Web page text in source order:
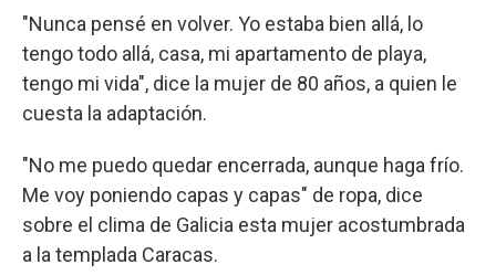
"Nunca pensé en volver. Yo estaba bien allá, lo
tengo todo allá, casa, mi apartamento de playa,
tengo mi vida", dice la mujer de 80 años, a quien le
cuesta la adaptación.
"No me puedo quedar encerrada, aunque haga frío.
Me voy poniendo capas y capas" de ropa, dice
sobre el clima de Galicia esta mujer acostumbrada
a la templada Caracas.